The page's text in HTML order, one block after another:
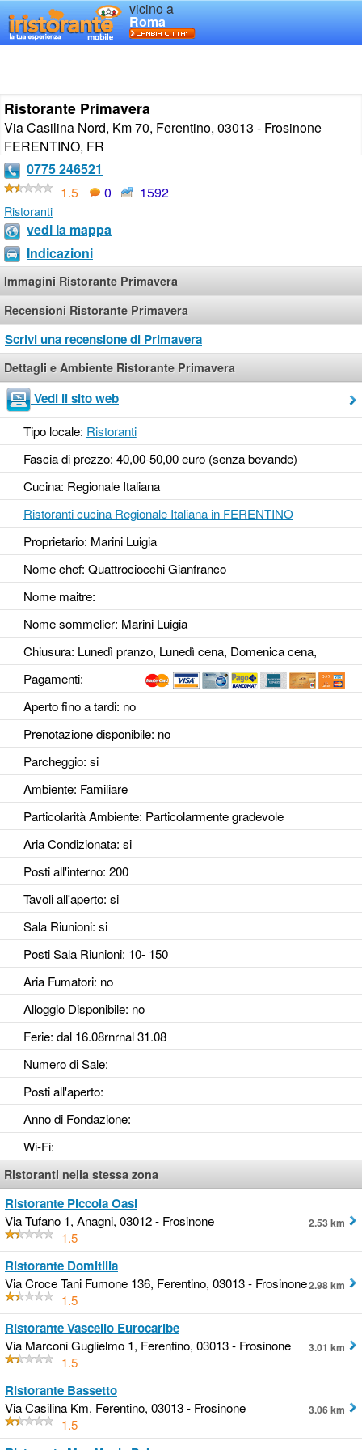
vicino a
Roma
Ristorante Primavera
Via Casilina Nord, Km 70, Ferentino, 03013 - Frosinone
FERENTINO, FR
0775 246521
1.5
0 1592
Ristoranti
vedi la mappa
Indicazioni
Immagini Ristorante Primavera
Recensioni Ristorante Primavera
Scrivi una recensione di Primavera
Dettagli e Ambiente Ristorante Primavera
Vedi il sito web
Tipo locale: Ristoranti
Fascia di prezzo: 40,00-50,00 euro (senza bevande)
Cucina: Regionale Italiana
Ristoranti cucina Regionale Italiana in FERENTINO
Proprietario: Marini Luigia
Nome chef: Quattrociocchi Gianfranco
Nome maitre:
Nome sommelier: Marini Luigia
Chiusura: Lunedì pranzo, Lunedì cena, Domenica cena,
Pagamenti:
Aperto fino a tardi: no
Prenotazione disponibile: no
Parcheggio: si
Ambiente: Familiare
Particolarità Ambiente: Particolarmente gradevole
Aria Condizionata: si
Posti all'interno: 200
Tavoli all'aperto: si
Sala Riunioni: si
Posti Sala Riunioni: 10- 150
Aria Fumatori: no
Alloggio Disponibile: no
Ferie: dal 16.08rnrnal 31.08
Numero di Sale:
Posti all'aperto:
Anno di Fondazione:
Wi-Fi:
Ristoranti nella stessa zona
Ristorante Piccola Oasi
Via Tufano 1, Anagni, 03012 - Frosinone
1.5
2.53 km
Ristorante Domitilla
Via Croce Tani Fumone 136, Ferentino, 03013 - Frosinone
1.5
2.98 km
Ristorante Vascello Eurocaribe
Via Marconi Guglielmo 1, Ferentino, 03013 - Frosinone
1.5
3.01 km
Ristorante Bassetto
Via Casilina Km, Ferentino, 03013 - Frosinone
1.5
3.06 km